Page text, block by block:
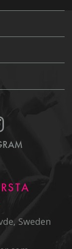
Sweden